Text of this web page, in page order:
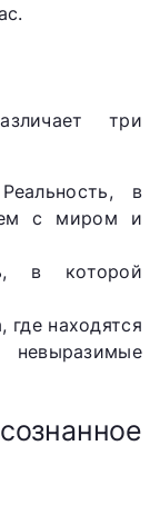
три
в
с миром и
в которой
где находятся
невыразимые